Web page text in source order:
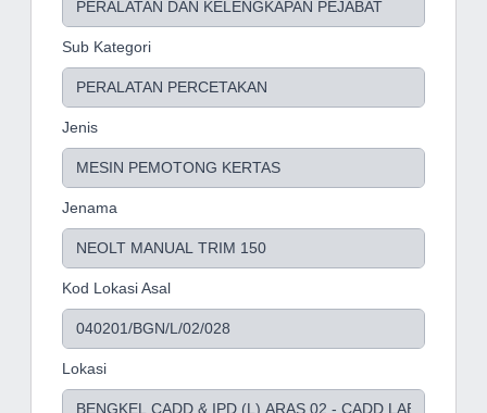
Sub Kategori
Jenis
Jenama
Kod Lokasi Asal
Lokasi